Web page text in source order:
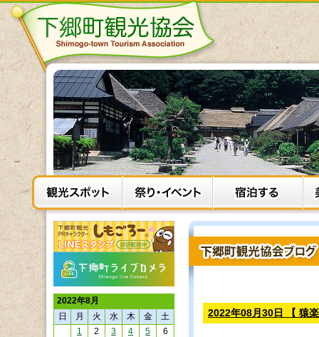
2022年08月30日 【 猿
2022年8月
日
月 火 水 木 金
土
1
2 3 4 5
6